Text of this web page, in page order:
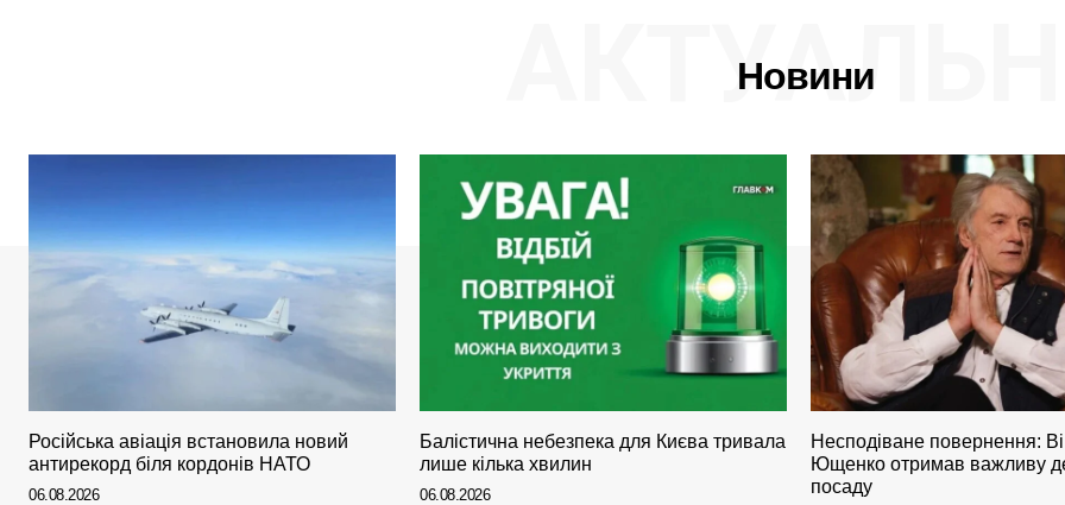
Новини
Російська авіація встановила новий
антирекорд біля кордонів НАТО
06.08.2026
Балістична небезпека для Києва тривала
лише кілька хвилин
06.08.2026
Несподіване повернення:
Ющенко отримав важливу
посаду